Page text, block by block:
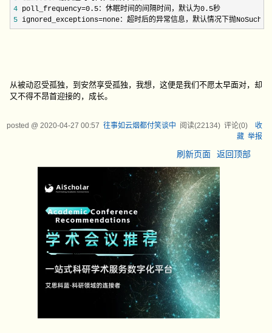
4 poll_frequency=0.5
5 ignored_exceptions=none：超时后的异常信息，默认情况下抛
从被动忍受孤独，到安然享受孤独，我想，这便是我们不愿太早面对，却
又不得不昂首迎接的，成长。
posted @ 2020-04-27 00:57 往事如云烟都付笑谈中 阅读(22134) 评论(0) 收
藏 举报
刷新页面 返回顶部